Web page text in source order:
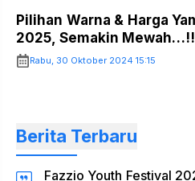
Pilihan Warna & Harga
2025, Semakin Mewah…!!
Rabu, 30 Oktober 2024 15:15
Berita Terbaru
Fazzio Youth Festival